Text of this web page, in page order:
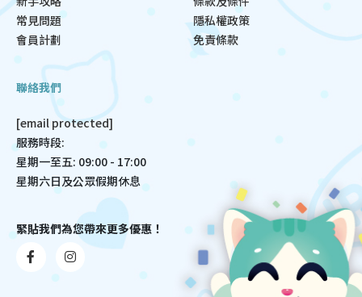
常見問題
會員計劃
隱私權政策
免責條款
聯絡我們
[email protected]
服務時段:
星期一至五: 09:00 - 17:00
星期六日及公眾假期休息
緊貼我們為您帶來更多優惠！